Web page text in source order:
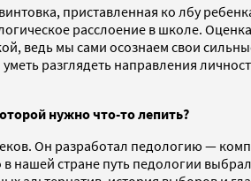
приставленная ко лбу
расслоение в школе.
ведь мы сами осознаем свои
разглядеть направления
нужно что-то лепить?
Он разработал педологию —
стране путь педологии